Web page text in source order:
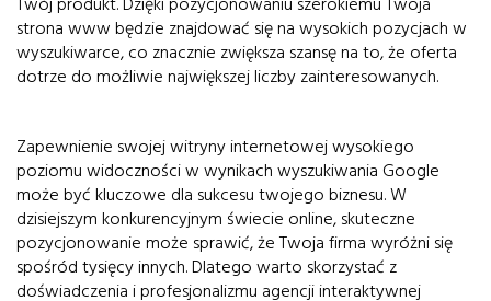
strona www będzie znajdować się na wysokich pozycjach w
wyszukiwarce, co znacznie zwiększa szansę na to, że oferta
dotrze do możliwie największej liczby zainteresowanych.
Zapewnienie swojej witryny internetowej wysokiego
poziomu widoczności w wynikach wyszukiwania Google
może być kluczowe dla sukcesu twojego biznesu. W
dzisiejszym konkurencyjnym świecie online, skuteczne
pozycjonowanie może sprawić, że Twoja firma wyróżni się
spośród tysięcy innych. Dlatego warto skorzystać z
doświadczenia i profesjonalizmu agencji interaktywnej